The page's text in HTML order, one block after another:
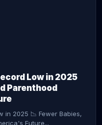
Low in 2025
Parenthood
in 2025 📉 Fewer Babies,
Future...